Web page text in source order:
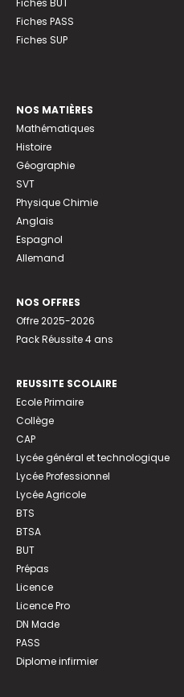
Fiches PASS
Fiches SUP
NOS MATIÈRES
Mathématiques
Histoire
Géographie
SVT
Physique Chimie
Anglais
Espagnol
Allemand
NOS OFFRES
Offre 2025-2026
Pack Réussite 4 ans
REUSSITE SCOLAIRE
Ecole Primaire
Collège
CAP
Lycée général et technologique
Lycée Professionnel
Lycée Agricole
BTS
BTSA
BUT
Prépas
Licence
Licence Pro
DN Made
PASS
Diplome infirmier